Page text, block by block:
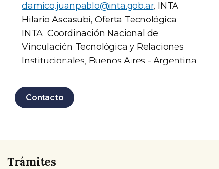
damico.juanpablo@inta.gob.ar, INTA
Hilario Ascasubi, Oferta Tecnológica
INTA, Coordinación Nacional de
Vinculación Tecnológica y Relaciones
Institucionales, Buenos Aires - Argentina
Contacto
Trámites